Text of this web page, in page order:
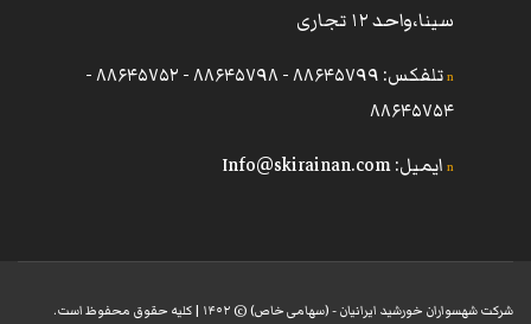
سینا،واحد ١٢ تجاری
n
تلفکس: ٨٨۶۴۵٧٩٩ - ٨٨۶۴۵٧٩٨ - ٨٨۶۴۵٧۵٢ -
٨٨۶۴۵٧۵۴
n ایمیل:Info@skirainan.com
شرکت شهسواران خورشید ایرانیان - (سهامی خاص) © ۱۴۰۲ | کلیه حقوق محفوظ است.